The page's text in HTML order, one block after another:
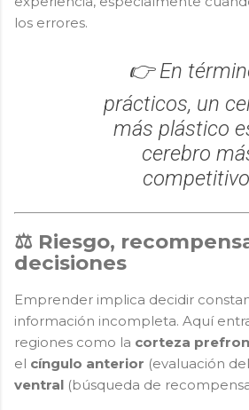
los errores.
👉 En
prácticos, un
más plástico
cerebro
⚖️ Riesgo,
decisiones
Emprender implica decidir
información incompleta. Aquí
regiones como la corteza
el cíngulo anterior (evaluación
ventral (búsqueda de